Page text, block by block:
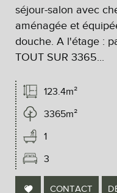
séjour-salon avec
aménagée et
douche. A l'étage :
TOUT SUR 3365...
123.4m²
3365m²
1
3
CONTACT